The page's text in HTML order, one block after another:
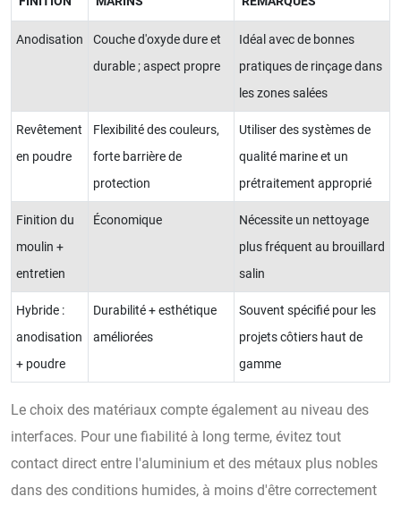
Anodisation
Couche d'oxyde dure et
durable ; aspect propre
Idéal avec de bonnes
pratiques de rinçage dans
les zones salées
Revêtement
en poudre
Flexibilité des couleurs,
forte barrière de
protection
Utiliser des systèmes de
qualité marine et un
prétraitement approprié
Finition du
moulin +
entretien
Économique
Nécessite un nettoyage
plus fréquent au brouillard
salin
Hybride :
anodisation
+ poudre
Durabilité + esthétique
améliorées
Souvent spécifié pour les
projets côtiers haut de
gamme
Le choix des matériaux compte également au niveau des
interfaces. Pour une fiabilité à long terme, évitez tout
contact direct entre l'aluminium et des métaux plus nobles
dans des conditions humides, à moins d'être correctement